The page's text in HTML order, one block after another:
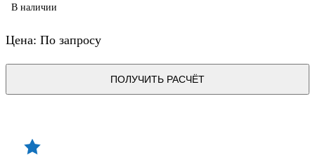
В наличии
Цена: По запросу
ПОЛУЧИТЬ РАСЧЁТ